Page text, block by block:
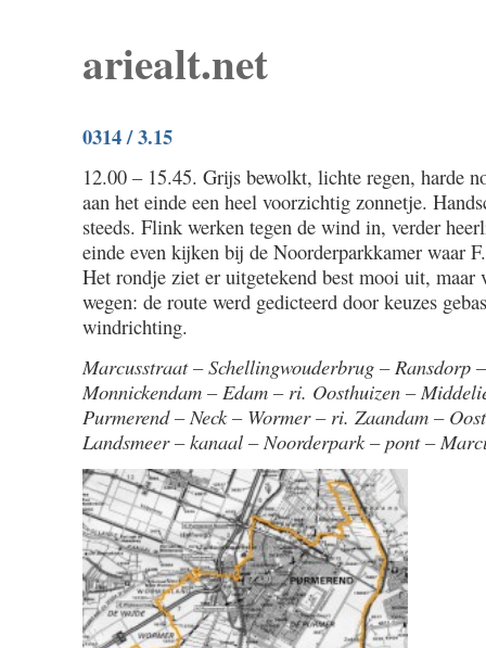
ariealt.net
0314 / 3.15
12.00 – 15.45. Grijs bewolkt, lichte regen, harde
aan het einde een heel voorzichtig zonnetje.
steeds. Flink werken tegen de wind in, verder
einde even kijken bij de Noorderparkkamer waar
Het rondje ziet er uitgetekend best mooi uit, maar
wegen: de route werd gedicteerd door keuzes
windrichting.
Marcusstraat – Schellingwouderbrug – Ransdorp
Monnickendam – Edam – ri. Oosthuizen –
Purmerend – Neck – Wormer – ri. Zaandam –
Landsmeer – kanaal – Noorderpark – pont –